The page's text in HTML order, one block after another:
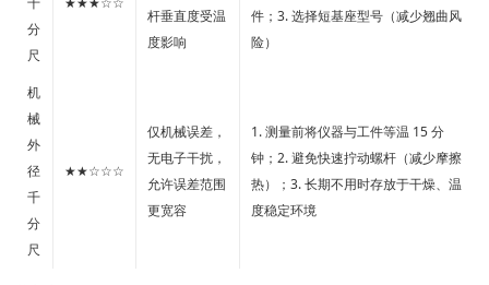
分
尺
杆垂直度受温
度影响
件；3. 选择短基座型号（减少翘曲风
险）
机
械
外
径
千
分
尺
★★☆☆☆
仅机械误差，
无电子干扰，
允许误差范围
更宽容
1. 测量前将仪器与工件等温 15 分
钟；2. 避免快速拧动螺杆（减少摩擦
热）；3. 长期不用时存放于干燥、温
度稳定环境